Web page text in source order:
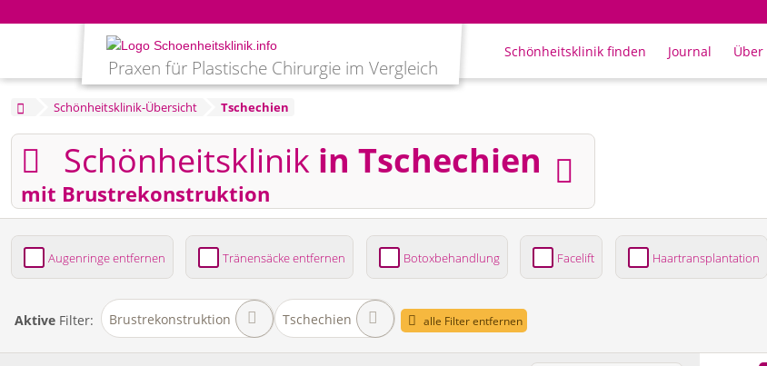
Praxen für Plastische Chirurgie im Vergleich
Schönheitsklinik finden Journal Über
Schönheitsklinik-Übersicht Tschechien
Schönheitsklinik in Tschechien
mit Brustrekonstruktion
Augenringe entfernen Tränensäcke entfernen Botoxbehandlung Facelift Haartransplantation
Bruststraffung Brustvergrößerung Fettabsaugung
Aktive Filter: Brustrekonstruktion Tschechien alle Filter entfernen